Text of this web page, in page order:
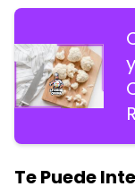
Te Puede